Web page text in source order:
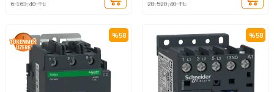
6.163,40TL 28.520,40TL
%58 %58